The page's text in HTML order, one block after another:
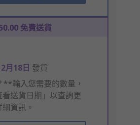
免費送貨
月18日 發貨
輸入您需要的數量，
送貨日期」以查詢更
資訊。